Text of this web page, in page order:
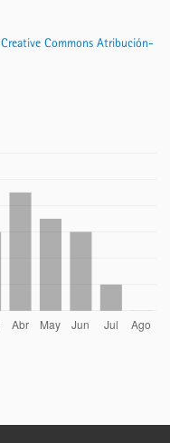
Creative Commons Atribución-